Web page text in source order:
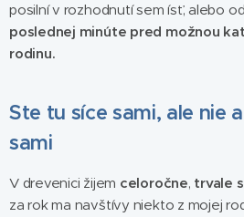
posilní v rozhodnutí sem ísť, alebo
poslednej minúte pred možnou
rodinu.
Ste tu síce sami, ale nie
sami
V drevenici žijem celoročne, trvale
za rok ma navštívy niekto z mojej